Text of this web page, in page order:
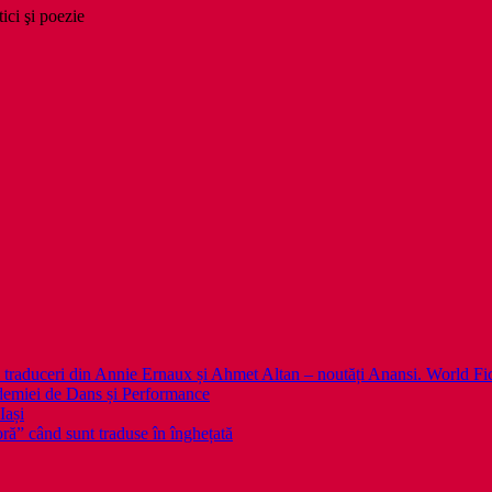
şi poezie
din Annie Ernaux și Ahmet Altan – noutăți Anansi. World
de Dans și Performance
când sunt traduse în înghețată